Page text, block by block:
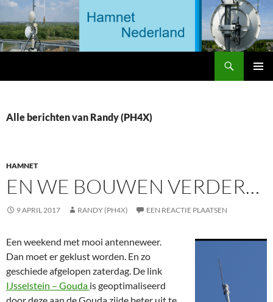
Ga
naar
de
inhoud
Alle berichten van Randy (PH4X)
HAMNET
EN WE BOUWEN VERDER…
9 APRIL 2017 RANDY (PH4X) EEN REACTIE PLAATSEN
Een weekend met mooi antenneweer.
Dan moet er geklust worden. En zo
geschiede afgelopen zaterdag. De link
IJsselstein – Gouda is geoptimaliseerd